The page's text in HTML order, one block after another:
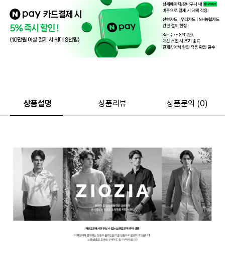
상품설명 상품리뷰 상품문의 (0)